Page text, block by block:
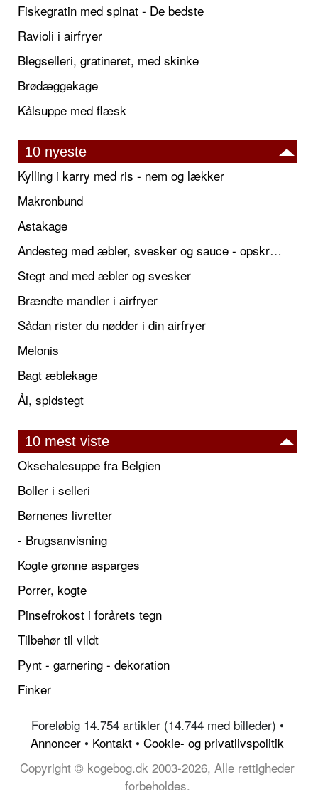
Fiskegratin med spinat - De bedste
Ravioli i airfryer
Blegselleri, gratineret, med skinke
Brødæggekage
Kålsuppe med flæsk
10 nyeste
Kylling i karry med ris - nem og lækker
Makronbund
Astakage
Andesteg med æbler, svesker og sauce - opskrift også til jul
Stegt and med æbler og svesker
Brændte mandler i airfryer
Sådan rister du nødder i din airfryer
Melonis
Bagt æblekage
Ål, spidstegt
10 mest viste
Oksehalesuppe fra Belgien
Boller i selleri
Børnenes livretter
- Brugsanvisning
Kogte grønne asparges
Porrer, kogte
Pinsefrokost i forårets tegn
Tilbehør til vildt
Pynt - garnering - dekoration
Finker
Foreløbig 14.754 artikler (14.744 med billeder) •
Annoncer • Kontakt • Cookie- og privatlivspolitik
Copyright © kogebog.dk 2003-2026, Alle rettigheder
forbeholdes.